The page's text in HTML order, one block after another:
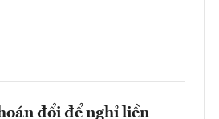
đổi để nghỉ liền